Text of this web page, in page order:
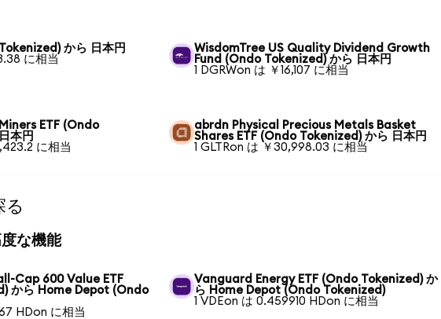
から 日本円
に相当
WisdomTree US Quality Dividend Growth
Fund (Ondo Tokenized) から 日本円
1 DGRWon は ￥16,107 に相当
ETF (Ondo
本円
に相当
abrdn Physical Precious Metals Basket
Shares ETF (Ondo Tokenized) から 日本円
1 GLTRon は ￥30,998.03 に相当
な機能
Cap 600 Value ETF
から Home Depot (Ondo
HDon に相当
Vanguard Energy ETF (Ondo Tokenized) か
ら Home Depot (Ondo Tokenized)
1 VDEon は 0.459910 HDon に相当